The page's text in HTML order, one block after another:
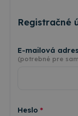
Registračné
E-mailová
(potrebné pre
Heslo